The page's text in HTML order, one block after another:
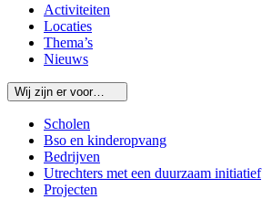
Activiteiten
Locaties
Thema’s
Nieuws
Wij zijn er voor…
Scholen
Bso en kinderopvang
Bedrijven
Utrechters met een duurzaam initiatief
Projecten